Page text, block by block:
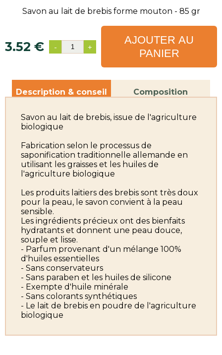
Savon au lait de brebis forme mouton - 85 gr
3.52 € - +
AJOUTER AU
PANIER
Description & conseil Composition
Savon au lait de brebis, issue de l'agriculture
biologique
Fabrication selon le processus de
saponification traditionnelle allemande en
utilisant les graisses et les huiles de
l'agriculture biologique
Les produits laitiers des brebis sont très doux
pour la peau, le savon convient à la peau
sensible.
Les ingrédients précieux ont des bienfaits
hydratants et donnent une peau douce,
souple et lisse.
- Parfum provenant d'un mélange 100%
d'huiles essentielles
- Sans conservateurs
- Sans paraben et les huiles de silicone
- Exempte d'huile minérale
- Sans colorants synthétiques
- Le lait de brebis en poudre de l'agriculture
biologique